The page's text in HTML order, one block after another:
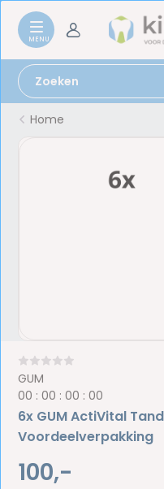
Home
GUM
00 :00 :00 :00
6x GUM ActiVital
Voordeelverpakking
100,-